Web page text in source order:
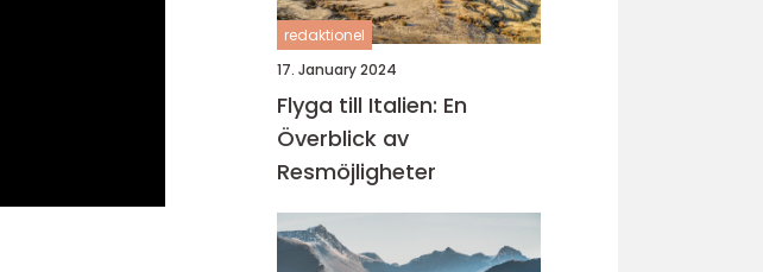
redaktionel
17. January 2024
Flyga till Italien: En
Överblick av
Resmöjligheter